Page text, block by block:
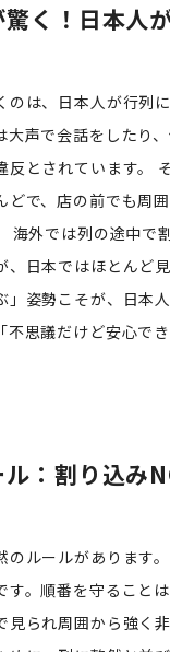
く！日本人
のは、日本人が行列
大声で会話をしたり
反とされています。
どで、店の前でも周
海外では列の途中で
、日本ではほとんど
」姿勢こそが、日本
不思議だけど安心で
：割り込み
のルールがあります
す。順番を守ること
られ周囲から強く非